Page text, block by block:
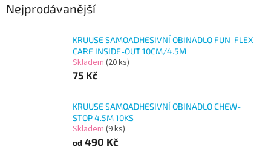
Nejprodávanější
KRUUSE SAMOADHESIVNÍ OBINADLO FUN-FLEX
CARE INSIDE-OUT 10CM/4.5M
Skladem (20 ks)
75 Kč
KRUUSE SAMOADHESIVNÍ OBINADLO CHEW-
STOP 4.5M 10KS
Skladem (9 ks)
od 490 Kč